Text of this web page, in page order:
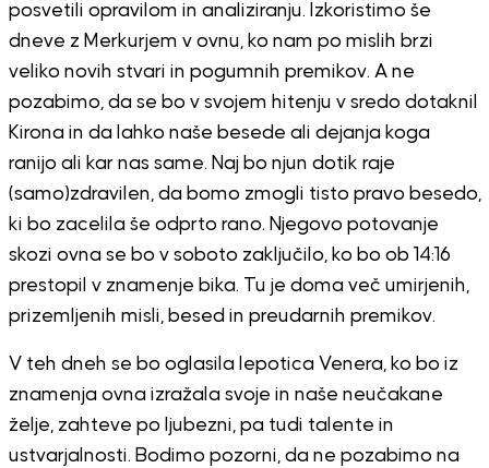
posvetili opravilom in analiziranju. Izkoristimo še
dneve z Merkurjem v ovnu, ko nam po mislih brzi
veliko novih stvari in pogumnih premikov. A ne
pozabimo, da se bo v svojem hitenju v sredo dotaknil
Kirona in da lahko naše besede ali dejanja koga
ranijo ali kar nas same. Naj bo njun dotik raje
(samo)zdravilen, da bomo zmogli tisto pravo besedo,
ki bo zacelila še odprto rano. Njegovo potovanje
skozi ovna se bo v soboto zaključilo, ko bo ob 14:16
prestopil v znamenje bika. Tu je doma več umirjenih,
prizemljenih misli, besed in preudarnih premikov.
V teh dneh se bo oglasila lepotica Venera, ko bo iz
znamenja ovna izražala svoje in naše neučakane
želje, zahteve po ljubezni, pa tudi talente in
ustvarjalnosti. Bodimo pozorni, da ne pozabimo na